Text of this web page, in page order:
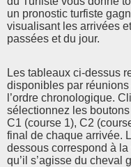
un pronostic turfiste
visualisant les arrivées
passées et du jour.
Les tableaux ci-dessus
disponibles par
l’ordre chronologique.
sélectionnez les
C1 (course 1), C2
final de chaque arrivée.
dessous correspond à
qu’il s’agisse du cheval